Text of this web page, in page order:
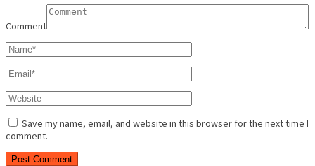
Comment
Save my name, email, and website in this browser for the next time I
comment.